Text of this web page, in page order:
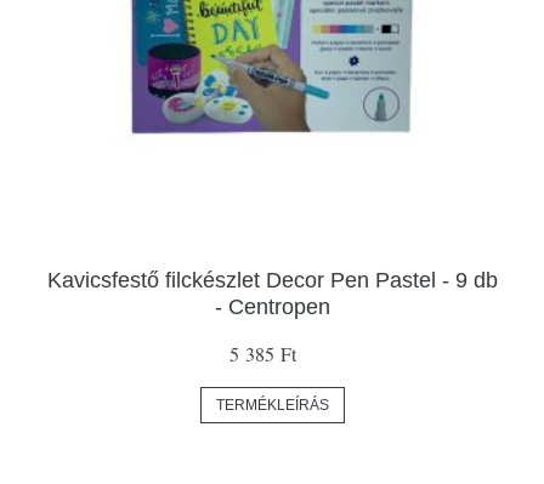
Kavicsfestő filckészlet Decor Pen Pastel - 9 db
- Centropen
5 385 Ft
TERMÉKLEÍRÁS